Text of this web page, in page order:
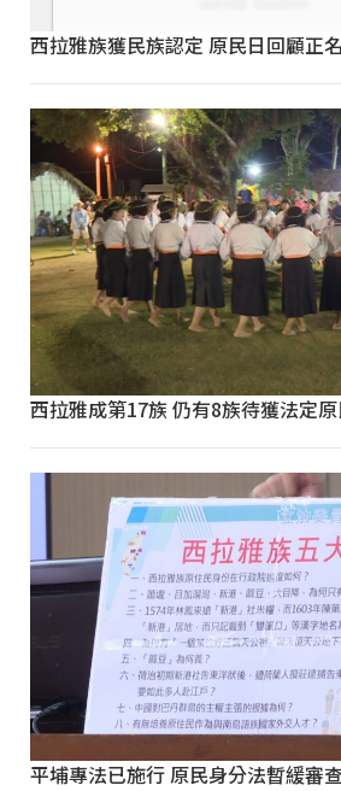
西拉雅族獲民族認定 原民日回顧正
西拉雅成第17族 仍有8族待獲法定
平埔專法已施行 原民身分法暫緩審